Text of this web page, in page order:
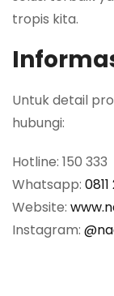
tropis kita.
Untuk detail
hubungi:
Hotline: 150 333
Whatsapp:
Website:
Instagram: